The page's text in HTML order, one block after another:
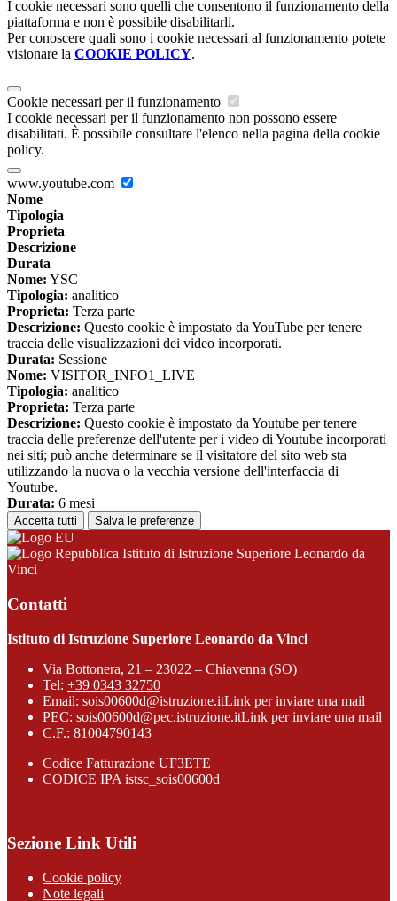
I cookie necessari sono quelli che consentono il funzionamento della
piattaforma e non è possibile disabilitarli.
Per conoscere quali sono i cookie necessari al funzionamento potete
visionare la COOKIE POLICY.
Cookie necessari per il funzionamento
I cookie necessari per il funzionamento non possono essere
disabilitati. È possibile consultare l'elenco nella pagina della cookie
policy.
www.youtube.com
Nome
Tipologia
Proprieta
Descrizione
Durata
Nome: YSC
Tipologia: analitico
Proprieta: Terza parte
Descrizione: Questo cookie è impostato da YouTube per tenere
traccia delle visualizzazioni dei video incorporati.
Durata: Sessione
Nome: VISITOR_INFO1_LIVE
Tipologia: analitico
Proprieta: Terza parte
Descrizione: Questo cookie è impostato da Youtube per tenere
traccia delle preferenze dell'utente per i video di Youtube incorporati
nei siti; può anche determinare se il visitatore del sito web sta
utilizzando la nuova o la vecchia versione dell'interfaccia di
Youtube.
Durata: 6 mesi
Accetta tutti Salva le preferenze
Istituto di Istruzione Superiore Leonardo da
Vinci
Contatti
Istituto di Istruzione Superiore Leonardo da Vinci
Via Bottonera, 21 – 23022 – Chiavenna (SO)
Tel: +39 0343 32750
Email: sois00600d@istruzione.itLink per inviare una mail
PEC: sois00600d@pec.istruzione.itLink per inviare una mail
C.F.: 81004790143
Codice Fatturazione UF3ETE
CODICE IPA istsc_sois00600d
Sezione Link Utili
Cookie policy
Note legali